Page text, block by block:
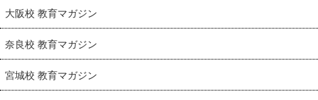
大阪校 教育マガジン
奈良校 教育マガジン
宮城校 教育マガジン